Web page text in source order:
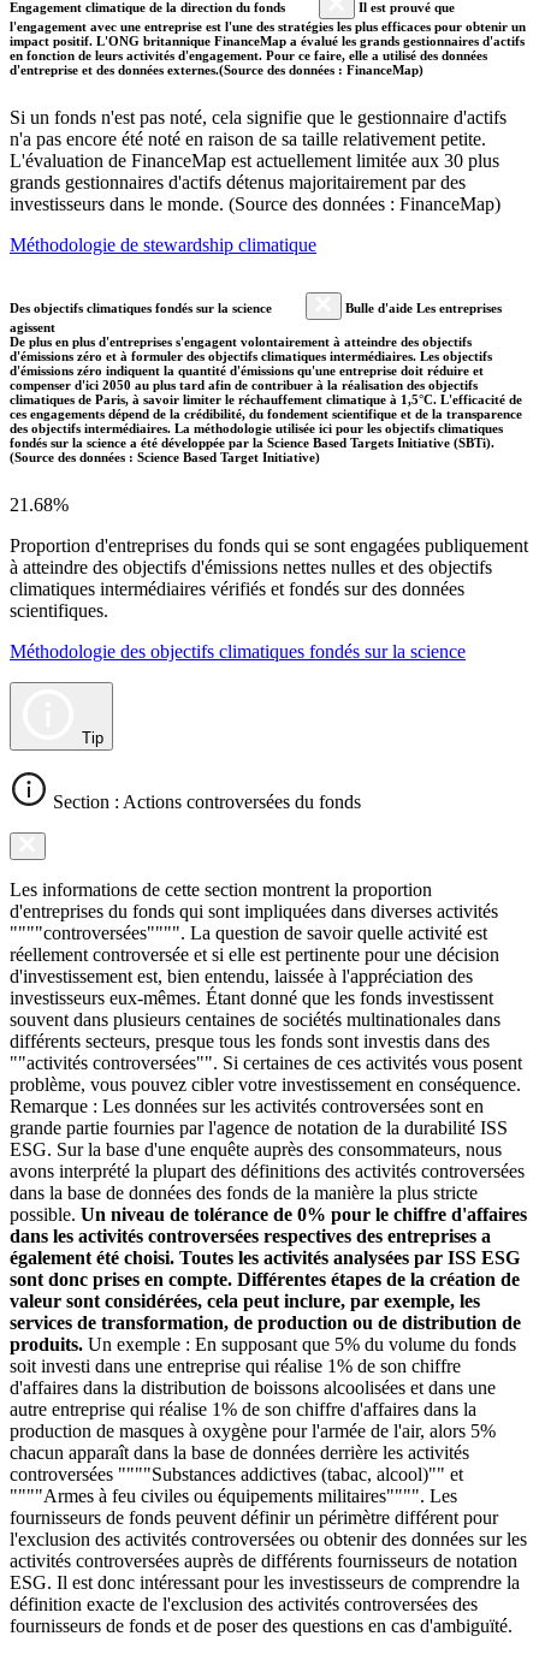
Engagement climatique de la direction du fonds
Il est prouvé que
l'engagement avec une entreprise est l'une des stratégies les plus efficaces pour obtenir un
impact positif. L'ONG britannique FinanceMap a évalué les grands gestionnaires d'actifs
en fonction de leurs activités d'engagement. Pour ce faire, elle a utilisé des données
d'entreprise et des données externes.(Source des données : FinanceMap)
Si un fonds n'est pas noté, cela signifie que le gestionnaire d'actifs
n'a pas encore été noté en raison de sa taille relativement petite.
L'évaluation de FinanceMap est actuellement limitée aux 30 plus
grands gestionnaires d'actifs détenus majoritairement par des
investisseurs dans le monde. (Source des données : FinanceMap)
Méthodologie de stewardship climatique
Des objectifs climatiques fondés sur la science
Bulle d'aide Les entreprises
agissent
De plus en plus d'entreprises s'engagent volontairement à atteindre des objectifs
d'émissions zéro et à formuler des objectifs climatiques intermédiaires. Les objectifs
d'émissions zéro indiquent la quantité d'émissions qu'une entreprise doit réduire et
compenser d'ici 2050 au plus tard afin de contribuer à la réalisation des objectifs
climatiques de Paris, à savoir limiter le réchauffement climatique à 1,5°C. L'efficacité de
ces engagements dépend de la crédibilité, du fondement scientifique et de la transparence
des objectifs intermédiaires. La méthodologie utilisée ici pour les objectifs climatiques
fondés sur la science a été développée par la Science Based Targets Initiative (SBTi).
(Source des données : Science Based Target Initiative)
21.68%
Proportion d'entreprises du fonds qui se sont engagées publiquement
à atteindre des objectifs d'émissions nettes nulles et des objectifs
climatiques intermédiaires vérifiés et fondés sur des données
scientifiques.
Méthodologie des objectifs climatiques fondés sur la science
Tip
Section : Actions controversées du fonds
Les informations de cette section montrent la proportion
d'entreprises du fonds qui sont impliquées dans diverses activités
""""controversées"""". La question de savoir quelle activité est
réellement controversée et si elle est pertinente pour une décision
d'investissement est, bien entendu, laissée à l'appréciation des
investisseurs eux-mêmes. Étant donné que les fonds investissent
souvent dans plusieurs centaines de sociétés multinationales dans
différents secteurs, presque tous les fonds sont investis dans des
""activités controversées"". Si certaines de ces activités vous posent
problème, vous pouvez cibler votre investissement en conséquence.
Remarque : Les données sur les activités controversées sont en
grande partie fournies par l'agence de notation de la durabilité ISS
ESG. Sur la base d'une enquête auprès des consommateurs, nous
avons interprété la plupart des définitions des activités controversées
dans la base de données des fonds de la manière la plus stricte
possible. Un niveau de tolérance de 0% pour le chiffre d'affaires
dans les activités controversées respectives des entreprises a
également été choisi. Toutes les activités analysées par ISS ESG
sont donc prises en compte. Différentes étapes de la création de
valeur sont considérées, cela peut inclure, par exemple, les
services de transformation, de production ou de distribution de
produits. Un exemple : En supposant que 5% du volume du fonds
soit investi dans une entreprise qui réalise 1% de son chiffre
d'affaires dans la distribution de boissons alcoolisées et dans une
autre entreprise qui réalise 1% de son chiffre d'affaires dans la
production de masques à oxygène pour l'armée de l'air, alors 5%
chacun apparaît dans la base de données derrière les activités
controversées """"Substances addictives (tabac, alcool)"" et
""""Armes à feu civiles ou équipements militaires"""". Les
fournisseurs de fonds peuvent définir un périmètre différent pour
l'exclusion des activités controversées ou obtenir des données sur les
activités controversées auprès de différents fournisseurs de notation
ESG. Il est donc intéressant pour les investisseurs de comprendre la
définition exacte de l'exclusion des activités controversées des
fournisseurs de fonds et de poser des questions en cas d'ambiguïté.